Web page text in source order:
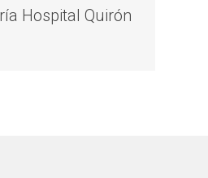
Hospital Quirón